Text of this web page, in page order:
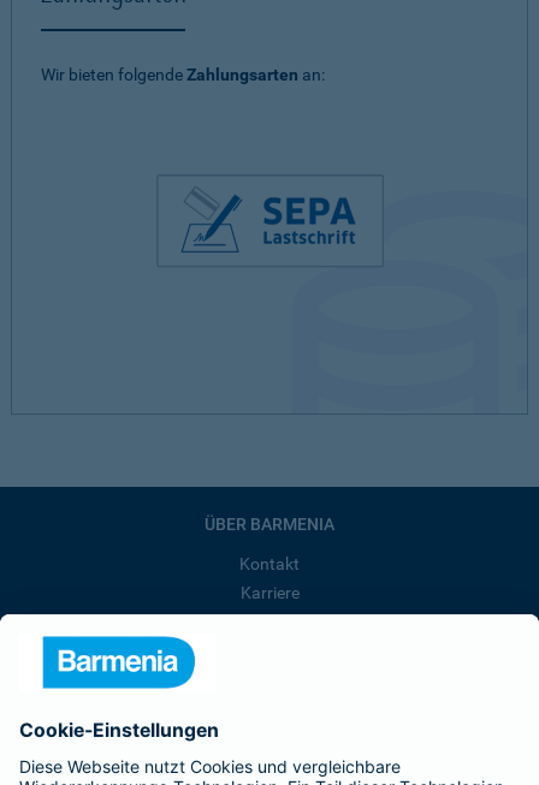
Wir bieten folgendeZahlungsarten an:
ÜBER BARMENIA
Kontakt
Karriere
Barmenia ist Teil der BarmeniaGothaer